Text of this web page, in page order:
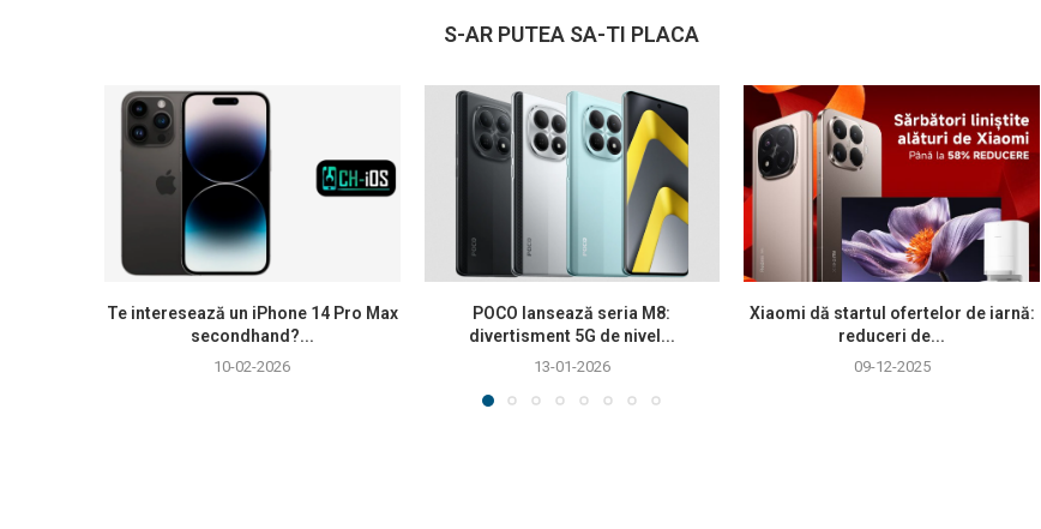
S-AR PUTEA SA-TI PLACA
Te interesează un iPhone 14 Pro Max
secondhand?...
10-02-2026
POCO lansează seria M8:
divertisment 5G de nivel...
13-01-2026
Xiaomi dă startul ofertelor de iarnă:
reduceri de...
09-12-2025